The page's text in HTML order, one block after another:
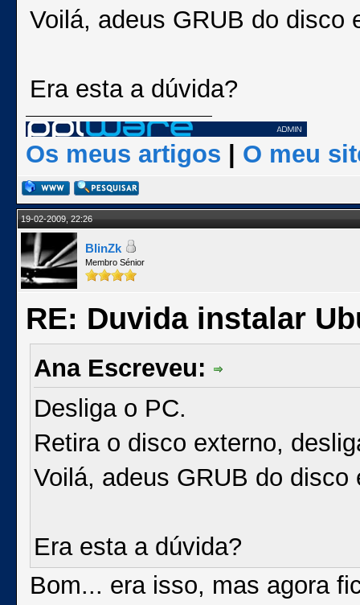
Voilá, adeus GRUB do disco
Era esta a dúvida?
Os meus artigos O meu
19-02-2009, 22:26
BlinZk
Membro Sénior
RE: Duvida instalar
Ana Escreveu:
Desliga o PC.
Retira o disco externo,
Voilá, adeus GRUB do disco
Era esta a dúvida?
Bom... era isso, mas agora